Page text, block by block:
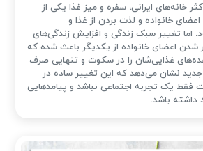
خانه‌های ایرانی، سفره و میز غذا یکی از
خانواده و لذت بردن از غذا و
اما تغییر سبک زندگی و افزایش زندگی‌های
شدن اعضای خانواده از یکدیگر باعث شده که
وعده‌های غذایی‌شان را در سکوت و تنهایی صرف
نشان می‌دهد که این تغییر ساده در
یک تجربه اجتماعی نباشد و پیامدهایی
داشته باشد.